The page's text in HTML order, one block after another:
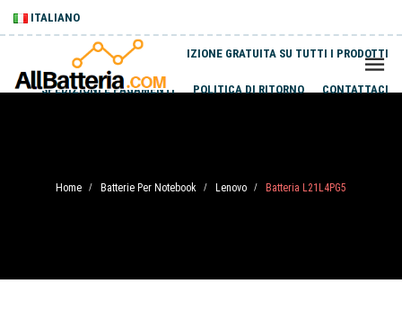
ITALIANO
SPEDIZIONE GRATUITA SU TUTTI I PRODOTTI
SPEDIZIONI E PAGAMENTI POLITICA DI RITORNO CONTATTACI
Home / Batterie Per Notebook / Lenovo / Batteria L21L4PG5